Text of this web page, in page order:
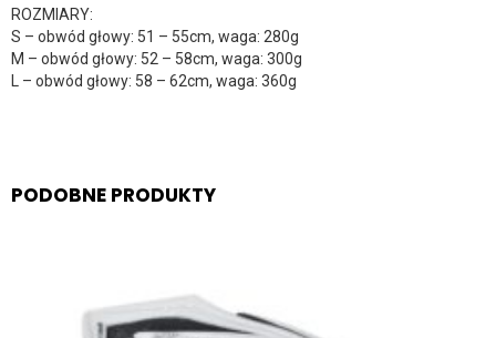
ROZMIARY:
S – obwód głowy: 51 – 55cm, waga: 280g
M – obwód głowy: 52 – 58cm, waga: 300g
L – obwód głowy: 58 – 62cm, waga: 360g
PODOBNE PRODUKTY